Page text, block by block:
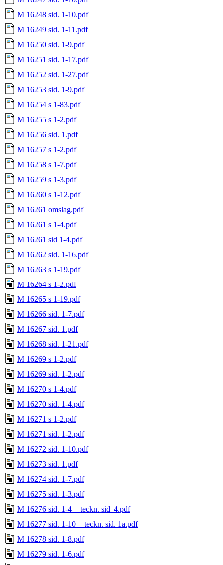
M 16248 sid. 1-10.pdf
M 16249 sid. 1-11.pdf
M 16250 sid. 1-9.pdf
M 16251 sid. 1-17.pdf
M 16252 sid. 1-27.pdf
M 16253 sid. 1-9.pdf
M 16254 s 1-83.pdf
M 16255 s 1-2.pdf
M 16256 sid. 1.pdf
M 16257 s 1-2.pdf
M 16258 s 1-7.pdf
M 16259 s 1-3.pdf
M 16260 s 1-12.pdf
M 16261 omslag.pdf
M 16261 s 1-4.pdf
M 16261 sid 1-4.pdf
M 16262 sid. 1-16.pdf
M 16263 s 1-19.pdf
M 16264 s 1-2.pdf
M 16265 s 1-19.pdf
M 16266 sid. 1-7.pdf
M 16267 sid. 1.pdf
M 16268 sid. 1-21.pdf
M 16269 s 1-2.pdf
M 16269 sid. 1-2.pdf
M 16270 s 1-4.pdf
M 16270 sid. 1-4.pdf
M 16271 s 1-2.pdf
M 16271 sid. 1-2.pdf
M 16272 sid. 1-10.pdf
M 16273 sid. 1.pdf
M 16274 sid. 1-7.pdf
M 16275 sid. 1-3.pdf
M 16276 sid. 1-4 + teckn. sid. 4.pdf
M 16277 sid. 1-10 + teckn. sid. 1a.pdf
M 16278 sid. 1-8.pdf
M 16279 sid. 1-6.pdf